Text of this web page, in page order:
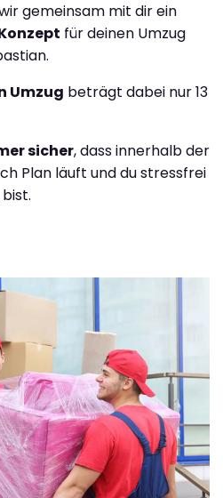
gemeinsam mit dir ein
für deinen Umzug
Umzug beträgt dabei nur 13
sicher, dass innerhalb der
Plan läuft und du stressfrei